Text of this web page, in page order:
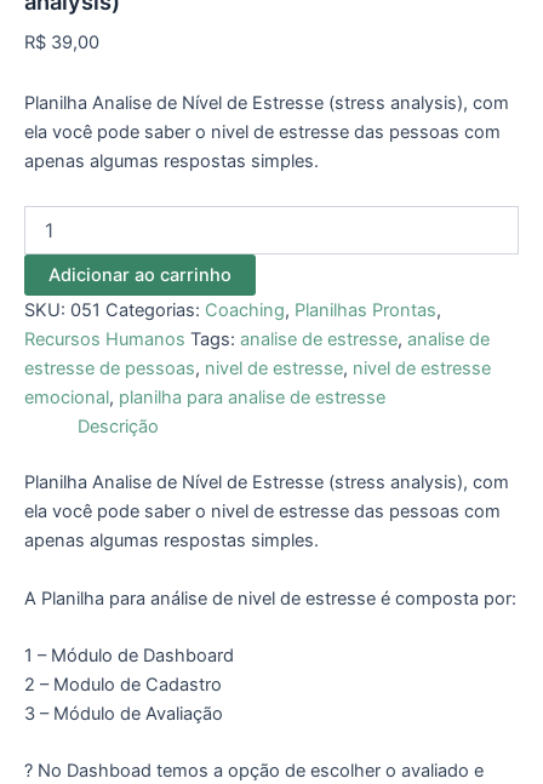
R$ 39,00
Planilha Analise de Nível de Estresse (stress analysis), com
ela você pode saber o nivel de estresse das pessoas com
apenas algumas respostas simples.
Adicionar ao carrinho
SKU: 051 Categorias: Coaching, Planilhas Prontas,
Recursos Humanos Tags: analise de estresse, analise de
estresse de pessoas, nivel de estresse, nivel de estresse
emocional, planilha para analise de estresse
Descrição
Planilha Analise de Nível de Estresse (stress analysis), com
ela você pode saber o nivel de estresse das pessoas com
apenas algumas respostas simples.
A Planilha para análise de nivel de estresse é composta por:
1 – Módulo de Dashboard
2 – Modulo de Cadastro
3 – Módulo de Avaliação
? No Dashboad temos a opção de escolher o avaliado e